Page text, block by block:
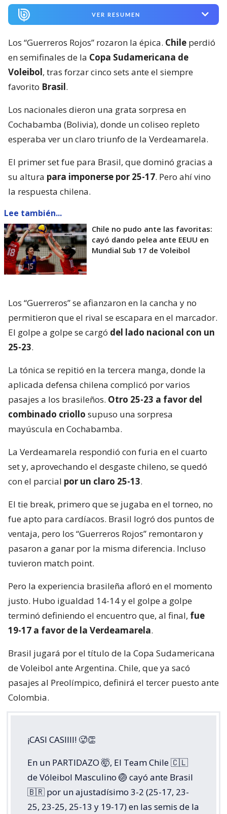
VER RESUMEN
Los “Guerreros Rojos” rozaron la épica. Chile perdió
en semifinales de la Copa Sudamericana de
Voleibol, tras forzar cinco sets ante el siempre
favorito Brasil.
Los nacionales dieron una grata sorpresa en
Cochabamba (Bolivia), donde un coliseo repleto
esperaba ver un claro triunfo de la Verdeamarela.
El primer set fue para Brasil, que dominó gracias a
su altura para imponerse por 25-17. Pero ahí vino
la respuesta chilena.
Lee también...
Chile no pudo ante las favoritas:
cayó dando pelea ante EEUU en
Mundial Sub 17 de Voleibol
Los “Guerreros” se afianzaron en la cancha y no
permitieron que el rival se escapara en el marcador.
El golpe a golpe se cargó del lado nacional con un
25-23.
La tónica se repitió en la tercera manga, donde la
aplicada defensa chilena complicó por varios
pasajes a los brasileños. Otro 25-23 a favor del
combinado criollo supuso una sorpresa
mayúscula en Cochabamba.
La Verdeamarela respondió con furia en el cuarto
set y, aprovechando el desgaste chileno, se quedó
con el parcial por un claro 25-13.
El tie break, primero que se jugaba en el torneo, no
fue apto para cardíacos. Brasil logró dos puntos de
ventaja, pero los “Guerreros Rojos” remontaron y
pasaron a ganar por la misma diferencia. Incluso
tuvieron match point.
Pero la experiencia brasileña afloró en el momento
justo. Hubo igualdad 14-14 y el golpe a golpe
terminó definiendo el encuentro que, al final, fue
19-17 a favor de la Verdeamarela.
Brasil jugará por el título de la Copa Sudamericana
de Voleibol ante Argentina. Chile, que ya sacó
pasajes al Preolímpico, definirá el tercer puesto ante
Colombia.
¡CASI CASIIII! 🥵👏
En un PARTIDAZO 🤯, El Team Chile 🇨🇱
de Vóleibol Masculino 🏐 cayó ante Brasil
🇧🇷 por un ajustadísimo 3-2 (25-17, 23-
25, 23-25, 25-13 y 19-17) en las semis de la